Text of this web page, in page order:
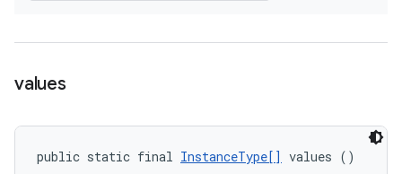
values
public static final InstanceType[] values ()